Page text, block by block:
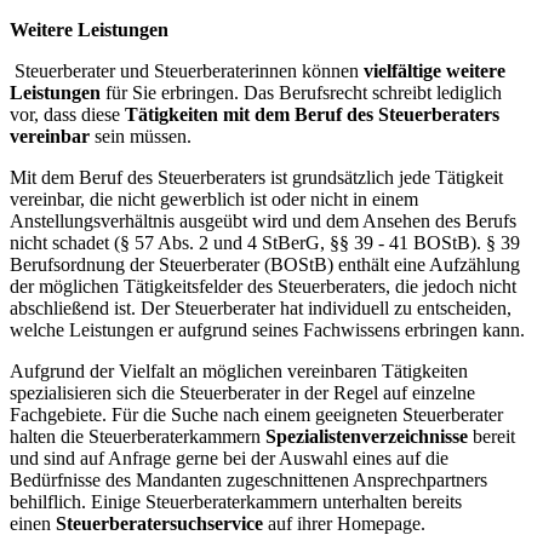
Weitere Leistungen
Steuerberater und Steuerberaterinnen können vielfältige weitere
Leistungen für Sie erbringen. Das Berufsrecht schreibt lediglich
vor, dass diese Tätigkeiten mit dem Beruf des Steuerberaters
vereinbar sein müssen.
Mit dem Beruf des Steuerberaters ist grundsätzlich jede Tätigkeit
vereinbar, die nicht gewerblich ist oder nicht in einem
Anstellungsverhältnis ausgeübt wird und dem Ansehen des Berufs
nicht schadet (§ 57 Abs. 2 und 4 StBerG, §§ 39 - 41 BOStB). § 39
Berufsordnung der Steuerberater (BOStB) enthält eine Aufzählung
der möglichen Tätigkeitsfelder des Steuerberaters, die jedoch nicht
abschließend ist. Der Steuerberater hat individuell zu entscheiden,
welche Leistungen er aufgrund seines Fachwissens erbringen kann.
Aufgrund der Vielfalt an möglichen vereinbaren Tätigkeiten
spezialisieren sich die Steuerberater in der Regel auf einzelne
Fachgebiete. Für die Suche nach einem geeigneten Steuerberater
halten die Steuerberaterkammern Spezialistenverzeichnisse bereit
und sind auf Anfrage gerne bei der Auswahl eines auf die
Bedürfnisse des Mandanten zugeschnittenen Ansprechpartners
behilflich. Einige Steuerberaterkammern unterhalten bereits
einen Steuerberatersuchservice auf ihrer Homepage.